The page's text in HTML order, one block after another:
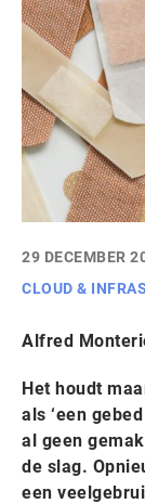
29 DECEMBER
CLOUD &
Alfred
Het houdt
als ‘een
al geen
de slag.
een